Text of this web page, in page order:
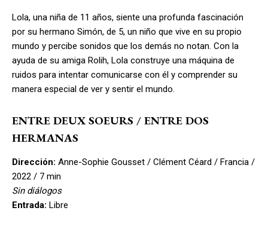
Lola, una niña de 11 años, siente una profunda fascinación
por su hermano Simón, de 5, un niño que vive en su propio
mundo y percibe sonidos que los demás no notan. Con la
ayuda de su amiga Rolih, Lola construye una máquina de
ruidos para intentar comunicarse con él y comprender su
manera especial de ver y sentir el mundo.
ENTRE DEUX SOEURS / ENTRE DOS
HERMANAS
Dirección: Anne-Sophie Gousset / Clément Céard / Francia /
2022 / 7 min
Sin diálogos
Entrada: Libre